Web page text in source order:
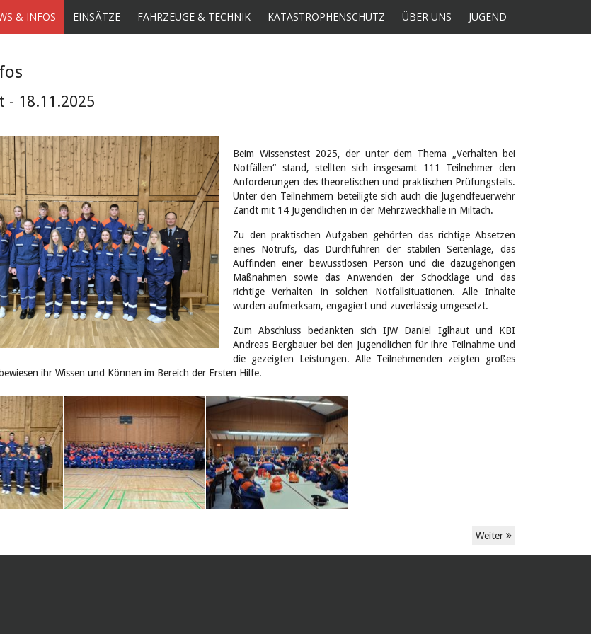
& INFOS EINSÄTZE FAHRZEUGE & TECHNIK KATASTROPHENSCHUTZ ÜBER UNS JUGEND
- 18.11.2025
Beim Wissenstest 2025, der unter dem Thema „Verhalten bei
Notfällen“ stand, stellten sich insgesamt 111 Teilnehmer den
Anforderungen des theoretischen und praktischen Prüfungsteils.
Unter den Teilnehmern beteiligte sich auch die Jugendfeuerwehr
Zandt mit 14 Jugendlichen in der Mehrzweckhalle in Miltach.
Zu den praktischen Aufgaben gehörten das richtige Absetzen
eines Notrufs, das Durchführen der stabilen Seitenlage, das
Auffinden einer bewusstlosen Person und die dazugehörigen
Maßnahmen sowie das Anwenden der Schocklage und das
richtige Verhalten in solchen Notfallsituationen. Alle Inhalte
wurden aufmerksam, engagiert und zuverlässig umgesetzt.
Zum Abschluss bedankten sich IJW Daniel Iglhaut und KBI
Andreas Bergbauer bei den Jugendlichen für ihre Teilnahme und
die gezeigten Leistungen. Alle Teilnehmenden zeigten großes
ihr Wissen und Können im Bereich der Ersten Hilfe.
Weiter